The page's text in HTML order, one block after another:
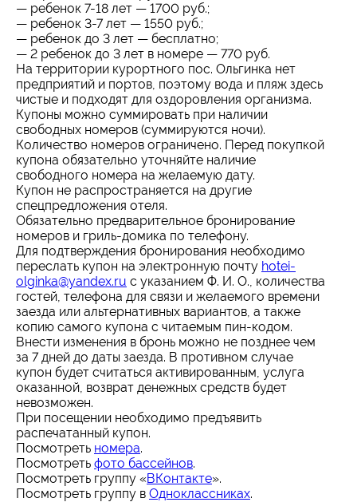
— ребенок 7-18 лет — 1700 руб.;
— ребенок 3-7 лет — 1550 руб.;
— ребенок до 3 лет — бесплатно;
— 2 ребенок до 3 лет в номере — 770 руб.
На территории курортного пос. Ольгинка нет
предприятий и портов, поэтому вода и пляж здесь
чистые и подходят для оздоровления организма.
Купоны можно суммировать при наличии
свободных номеров (суммируются ночи).
Количество номеров ограничено. Перед покупкой
купона обязательно уточняйте наличие
свободного номера на желаемую дату.
Купон не распространяется на другие
спецпредложения отеля.
Обязательно предварительное бронирование
номеров и гриль-домика по телефону.
Для подтверждения бронирования необходимо
переслать купон на электронную почту hotei-
olginka@yandex.ru с указанием Ф. И. О., количества
гостей, телефона для связи и желаемого времени
заезда или альтернативных вариантов, а также
копию самого купона с читаемым пин-кодом.
Внести изменения в бронь можно не позднее чем
за 7 дней до даты заезда. В противном случае
купон будет считаться активированным, услуга
оказанной, возврат денежных средств будет
невозможен.
При посещении необходимо предъявить
распечатанный купон.
Посмотреть номера.
Посмотреть фото бассейнов.
Посмотреть группу «ВКонтакте».
Посмотреть группу в Одноклассниках.